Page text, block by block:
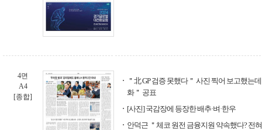
4면
A4
[종합]
＂北 GP 검증 못했다＂ 사진 찍어 보고했는
화＂ 공표
[사진] 국감장에 등장한 배추·벼·한우
안덕근 ＂체코 원전 금융지원 약속했다? 전